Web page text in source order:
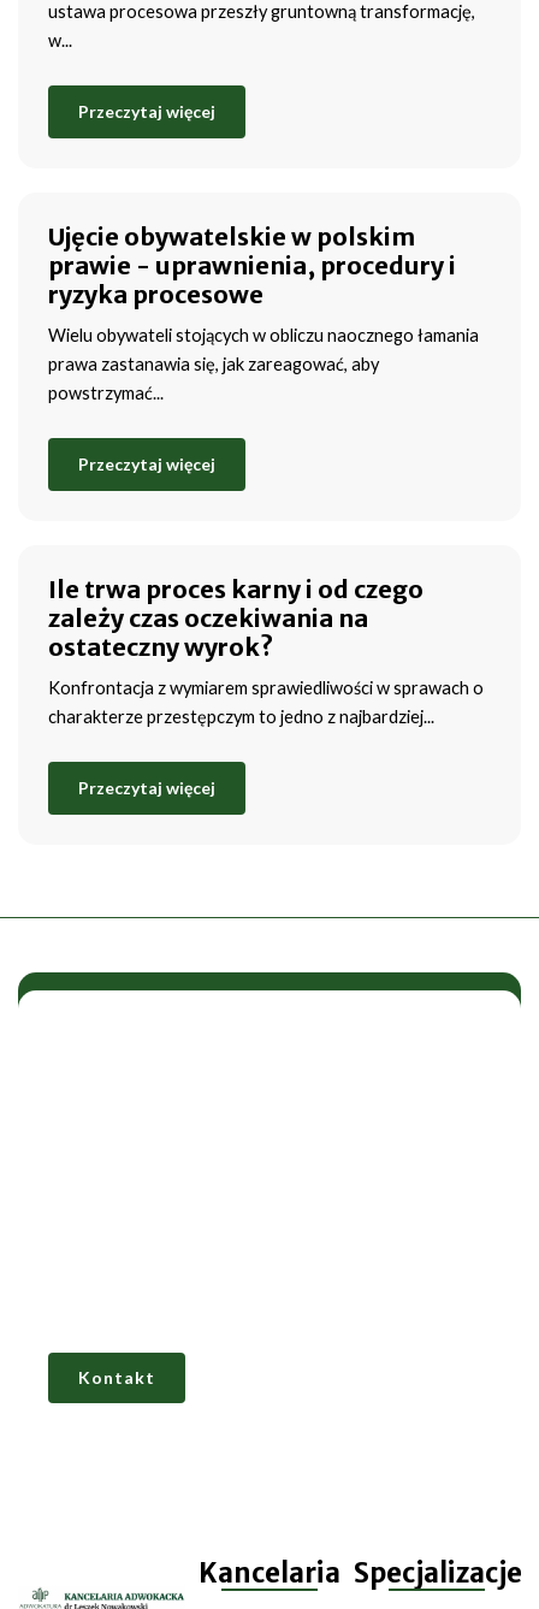
ustawa procesowa przeszły gruntowną transformację,
w...
Przeczytaj więcej
Ujęcie obywatelskie w polskim
prawie - uprawnienia, procedury i
ryzyka procesowe
Wielu obywateli stojących w obliczu naocznego łamania
prawa zastanawia się, jak zareagować, aby
powstrzymać...
Przeczytaj więcej
Ile trwa proces karny i od czego
zależy czas oczekiwania na
ostateczny wyrok?
Konfrontacja z wymiarem sprawiedliwości w sprawach o
charakterze przestępczym to jedno z najbardziej...
Przeczytaj więcej
Kontakt
Kancelaria Specjalizacje